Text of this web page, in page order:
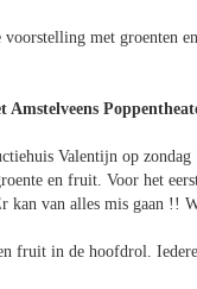
met groenten
Valentijn op
en fruit. Voor het
kan van alles mis gaan !!
fruit in de hoofdrol.